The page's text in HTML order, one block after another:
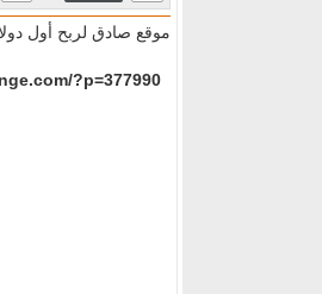
موقع صادق لربح أول
?p=377990